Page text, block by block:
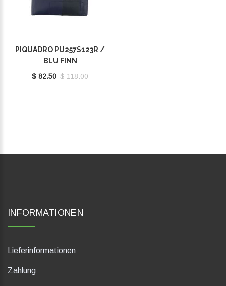
PIQUADRO PU257S123R /
BLU FINN
$ 82.50 $ 118.00
INFORMATIONEN
Lieferinformationen
Zahlung